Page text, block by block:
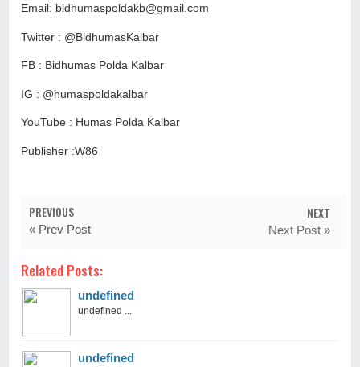
Email: bidhumaspoldakb@gmail.com
Twitter : @BidhumasKalbar
FB : Bidhumas Polda Kalbar
IG : @humaspoldakalbar
YouTube : Humas Polda Kalbar
Publisher :W86
PREVIOUS
« Prev Post
NEXT
Next Post »
Related Posts:
undefined
undefined ...
undefined